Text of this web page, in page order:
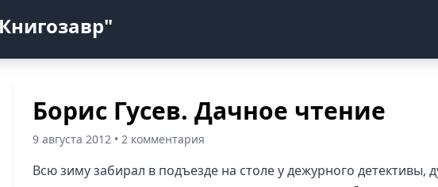
Борис Гусев. Дачное чтение
9 августа 2012 • 2 комментария
Всю зиму забирал в подъезде на столе у дежурного детективы,